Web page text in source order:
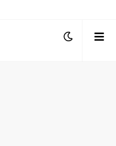
Almeida.